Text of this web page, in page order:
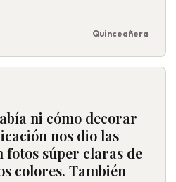
Quinceañera
ni cómo decorar
nos dio las
fotos súper claras de
colores. También